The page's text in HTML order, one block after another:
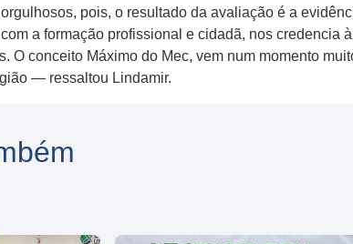
pois, o resultado da avaliação é a
a formação profissional e cidadã, nos
O conceito Máximo do Mec, vem num momento
— ressaltou Lindamir.